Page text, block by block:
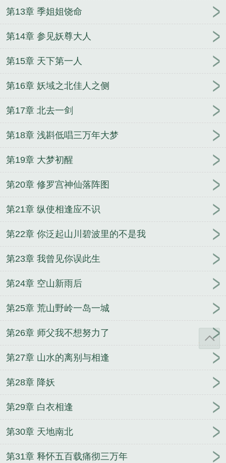
第13章 季姐姐饶命
第14章 参见妖尊大人
第15章 天下第一人
第16章 妖域之北佳人之侧
第17章 北去一剑
第18章 浅斟低唱三万年大梦
第19章 大梦初醒
第20章 修罗宫神仙落阵图
第21章 纵使相逢应不识
第22章 你泛起山川碧波里的不是我
第23章 我曾见你误此生
第24章 空山新雨后
第25章 荒山野岭一岛一城
第26章 师父我不想努力了
第27章 山水的离别与相逢
第28章 降妖
第29章 白衣相逢
第30章 天地南北
第31章 释怀五百载痛彻三万年